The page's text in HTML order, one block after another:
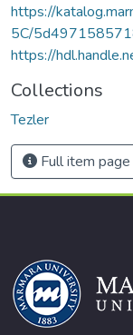
https://
5C/
https://
Collections
Tezler
Full item page